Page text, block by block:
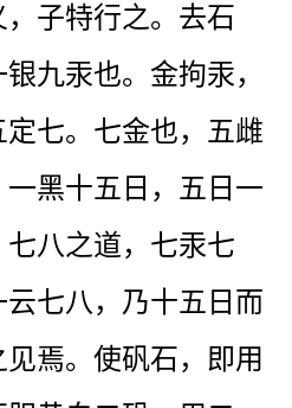
子特行之。去石
九汞也。金拘汞，
七。七金也，五雌
黑十五日，五日一
八之道，七汞七
七八，乃十五日而
焉。使矾石，即用